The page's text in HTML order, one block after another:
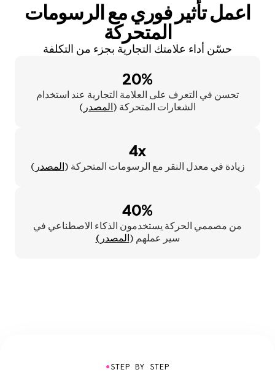
اعمل تأثير فوري مع الرسومات
المتحركة
حسّن أداء علامتك التجارية بجزء من التكلفة
20%
تحسن في التعرف على العلامة التجارية عند استخدام
الشعارات المتحركة (المصدر )
4x
زيادة في معدل النقر مع الرسومات المتحركة (المصدر )
40%
من مصممي الحركة يستخدمون الذكاء الاصطناعي في
سير عملهم (المصدر)
●STEP BY STEP